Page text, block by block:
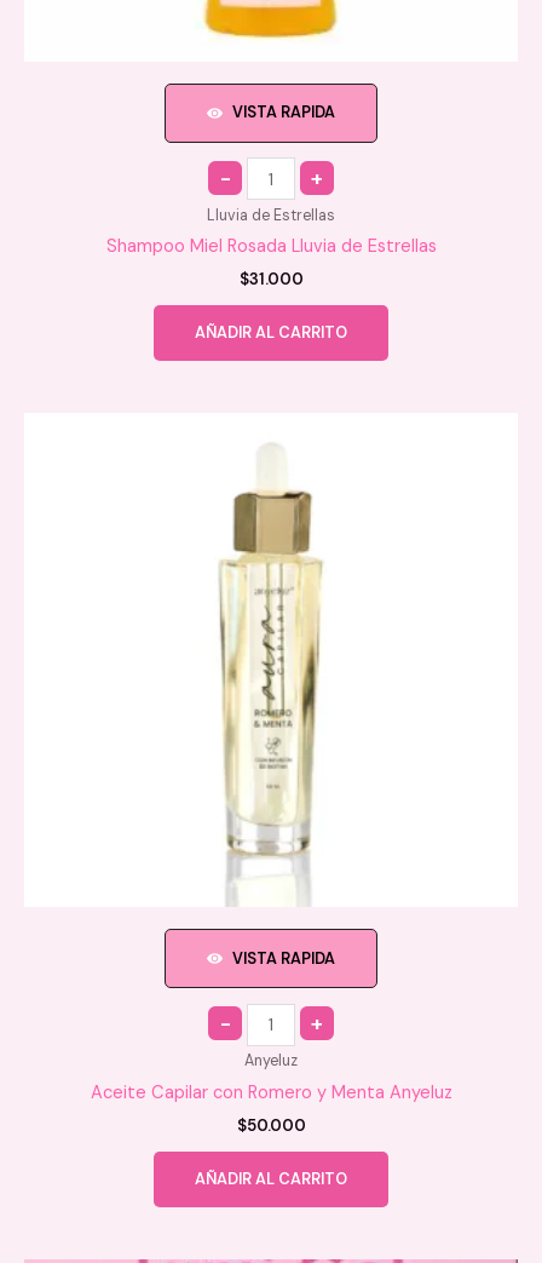
VISTA RAPIDA
Quantity
Lluvia de Estrellas
Shampoo Miel Rosada Lluvia de Estrellas
$31.000
AÑADIR AL CARRITO
VISTA RAPIDA
Quantity
Anyeluz
Aceite Capilar con Romero y Menta Anyeluz
$50.000
AÑADIR AL CARRITO